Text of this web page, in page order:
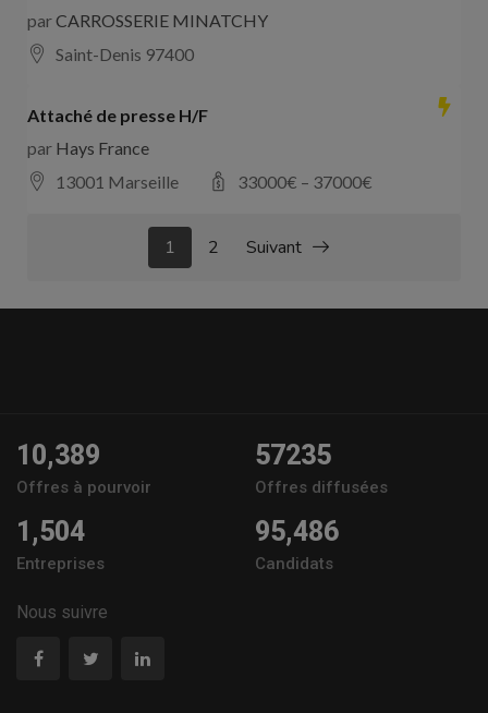
parCARROSSERIE MINATCHY
Saint-Denis 97400
Attaché de presse H/F
par Hays France
13001 Marseille
33000€ – 37000€
1 2 Suivant
10,389
Offres à pourvoir
57235
Offres diffusées
1,504
Entreprises
95,486
Candidats
Nous suivre